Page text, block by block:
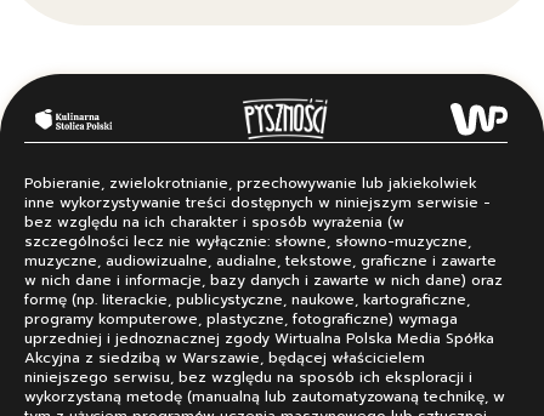
Pobieranie, zwielokrotnianie, przechowywanie lub jakiekolwiek
inne wykorzystywanie treści dostępnych w niniejszym serwisie -
bez względu na ich charakter i sposób wyrażenia (w
szczególności lecz nie wyłącznie: słowne, słowno-muzyczne,
muzyczne, audiowizualne, audialne, tekstowe, graficzne i zawarte
w nich dane i informacje, bazy danych i zawarte w nich dane) oraz
formę (np. literackie, publicystyczne, naukowe, kartograficzne,
programy komputerowe, plastyczne, fotograficzne) wymaga
uprzedniej i jednoznacznej zgody Wirtualna Polska Media Spółka
Akcyjna z siedzibą w Warszawie, będącej właścicielem
niniejszego serwisu, bez względu na sposób ich eksploracji i
wykorzystaną metodę (manualną lub zautomatyzowaną technikę, w